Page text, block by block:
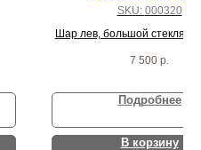
SKU: 000320
Шар лев, большой
7 500 р.
Подробнее
В корзину